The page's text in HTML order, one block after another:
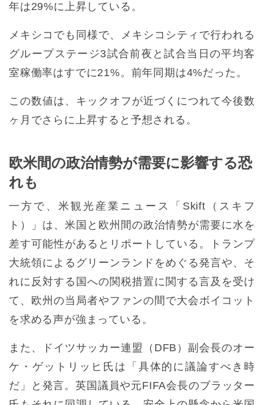
年は29%に上昇している。
メキシコでも同様で、メキシコシティで行われる
グループステージ3試合前夜と試合当日の平均客
室稼働率はすでに21%。前年同期は4%だった。
この数値は、キックオフが近づくにつれて今後数
ヶ月でさらに上昇すると予想される。
欧米間の政治情勢が需要に影響する恐
れも
一方で、米観光産業ニュース「Skift（スキフ
ト）」は、米国と欧州間の政治情勢が需要に水を
差す可能性があるとリポートしている。トランプ
大統領によるグリーンランドをめぐる発言や、そ
れに反対する国への関税措置に関する言及を受け
て、欧州の当局者やファンの間で大会ボイコット
を求める声が強まっている。
また、ドイツサッカー連盟（DFB）副会長のオー
ケ・ゲットリッヒ氏は「具体的に議論すべき時
だ」と発言。英国議員や元FIFA会長のブラッター